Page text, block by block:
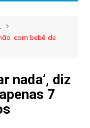
com bebê de
nada’, diz
7